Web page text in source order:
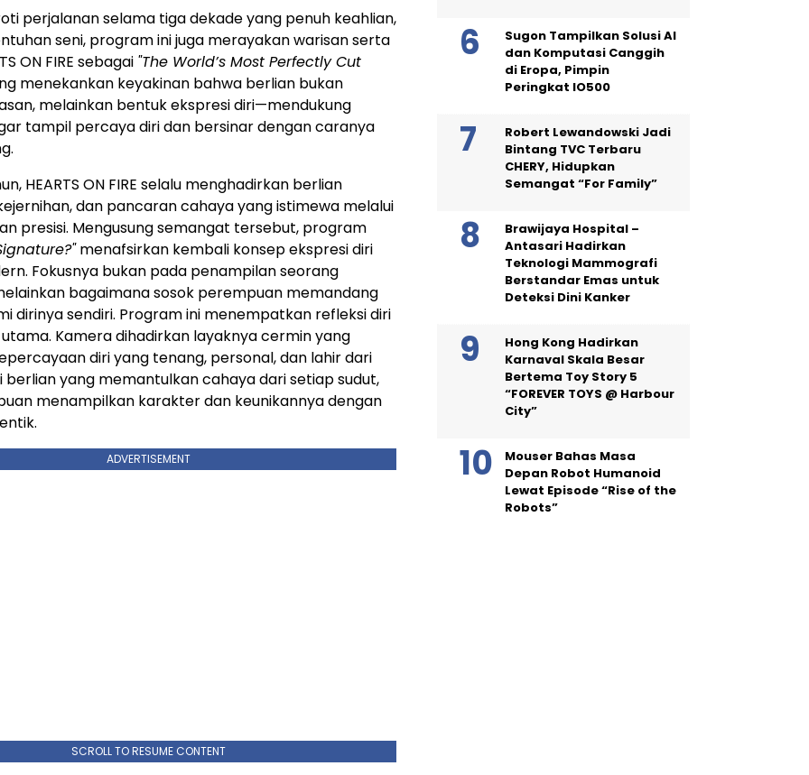
perjalanan selama tiga dekade yang penuh keahlian,
seni, program ini juga merayakan warisan serta
ON FIRE sebagai "The World’s Most Perfectly Cut
menekankan keyakinan bahwa berlian bukan
melainkan bentuk ekspresi diri—mendukung
tampil percaya diri dan bersinar dengan caranya
HEARTS ON FIRE selalu menghadirkan berlian
dan pancaran cahaya yang istimewa melalui
presisi. Mengusung semangat tersebut, program
menafsirkan kembali konsep ekspresi diri
Fokusnya bukan pada penampilan seorang
bagaimana sosok perempuan memandang
dirinya sendiri. Program ini menempatkan refleksi diri
Kamera dihadirkan layaknya cermin yang
diri yang tenang, personal, dan lahir dari
berlian yang memantulkan cahaya dari setiap sudut,
menampilkan karakter dan keunikannya dengan
ADVERTISEMENT
SCROLL TO RESUME CONTENT
Sugon Tampilkan Solusi AI
dan Komputasi Canggih
di Eropa, Pimpin
Peringkat IO500
Robert Lewandowski Jadi
Bintang TVC Terbaru
CHERY, Hidupkan
Semangat “For Family”
Brawijaya Hospital –
Antasari Hadirkan
Teknologi Mammografi
Berstandar Emas untuk
Deteksi Dini Kanker
Hong Kong Hadirkan
Karnaval Skala Besar
Bertema Toy Story 5
“FOREVER TOYS @ Harbour
City”
Mouser Bahas Masa
Depan Robot Humanoid
Lewat Episode “Rise of the
Robots”